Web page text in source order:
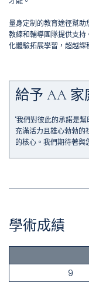
量身定制的教育途徑幫助
教練和輔導團隊提供支
化體驗拓展學習，超越課
給予 AA 家
"我們對彼此的承諾是
充滿活力且雄心勃勃的
的核心。我們期待著與
學術成績
9